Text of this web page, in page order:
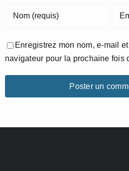
Enregistrez mon nom, e-mail
navigateur pour la prochaine fois